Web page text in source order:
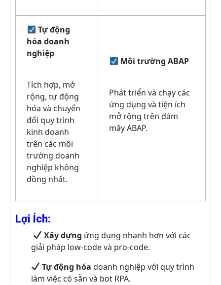
Tự động
hóa doanh
nghiệp
Tích hợp, mở
rộng, tự động
hóa và chuyển
đổi quy trình
kinh doanh
trên các môi
trường doanh
nghiệp không
đồng nhất.
Môi trường ABAP
Phát triển và chạy các
ứng dụng và tiện ích
mở rộng trên đám
mây ABAP.
Lợi Ích:
Xây dựng ứng dụng nhanh hơn với các
giải pháp low-code và pro-code.
Tự động hóa doanh nghiệp với quy trình
làm việc có sẵn và bot RPA.